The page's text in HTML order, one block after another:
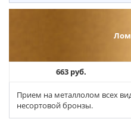
663 руб.
Прием на металлолом всех
несортовой бронзы.